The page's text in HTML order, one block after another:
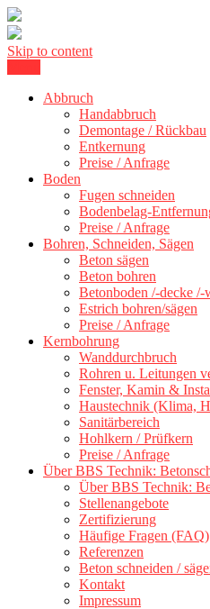
Skip to content
BBS Technik
300 kmAbbruch
Handabbruch
Demontage / Rückbau
Entkernung
Preise / Anfrage
Boden
Fugen schneiden
Bodenbelag-
Preise / Anfrage
Bohren, Schneiden, Sägen
Beton sägen
Beton bohren
Betonboden /-decke /-
Estrich bohren/sägen
Preise / Anfrage
Kernbohrung
Wanddurchbruch
Rohren u. Leitungen
Fenster, Kamin &
Haustechnik (Klima,
Sanitärbereich
Hohlkern / Prüfkern
Preise / Anfrage
Über BBS Technik:
Über BBS Technik:
Stellenangebote
Zertifizierung
Häufige Fragen (FAQ)
Referenzen
Beton schneiden /
Kontakt
Impressum